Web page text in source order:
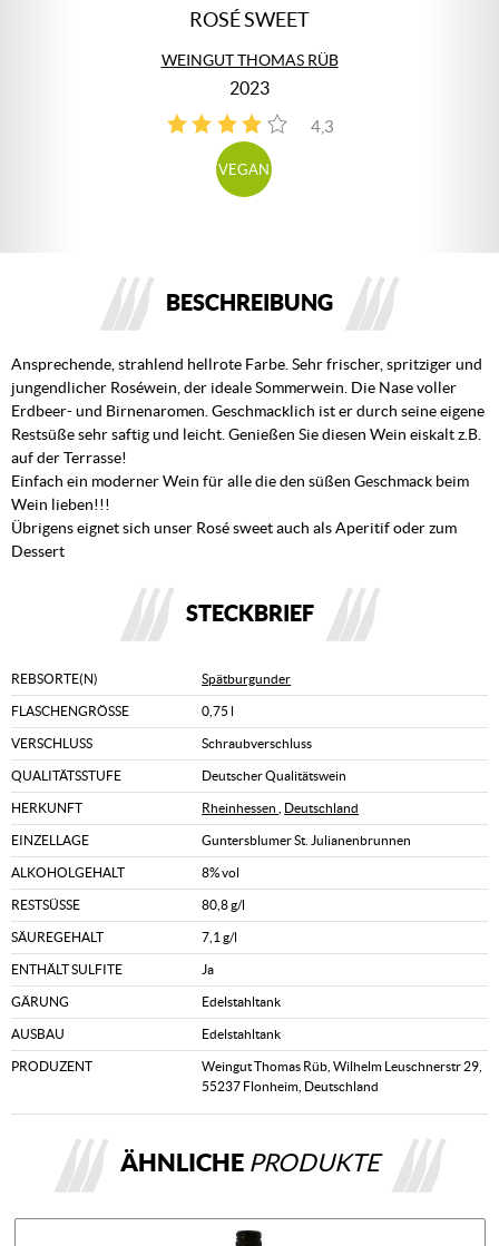
ROSÉ SWEET
WEINGUT THOMAS RÜB
2023
4,3
4
VEGAN
BESCHREIBUNG
Ansprechende, strahlend hellrote Farbe. Sehr frischer, spritziger und
jungendlicher Roséwein, der ideale Sommerwein. Die Nase voller
Erdbeer- und Birnenaromen. Geschmacklich ist er durch seine eigene
Restsüße sehr saftig und leicht. Genießen Sie diesen Wein eiskalt z.B.
auf der Terrasse!
Einfach ein moderner Wein für alle die den süßen Geschmack beim
Wein lieben!!!
Übrigens eignet sich unser Rosé sweet auch als Aperitif oder zum
Dessert
STECKBRIEF
REBSORTE(N) Spätburgunder
FLASCHENGRÖSSE 0,75 l
VERSCHLUSS Schraubverschluss
QUALITÄTSSTUFE Deutscher Qualitätswein
HERKUNFT Rheinhessen Deutschland
EINZELLAGE Guntersblumer St. Julianenbrunnen
ALKOHOLGEHALT 8% vol
RESTSÜSSE 80,8 g/l
SÄUREGEHALT 7,1 g/l
ENTHÄLT SULFITE Ja
GÄRUNG Edelstahltank
AUSBAU Edelstahltank
PRODUZENT
Weingut Thomas Rüb, Wilhelm Leuschnerstr 29,
55237 Flonheim, Deutschland
ÄHNLICHE PRODUKTE